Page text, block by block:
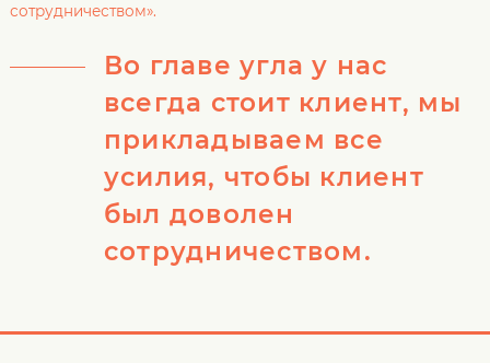
сотрудничеством».
Во главе угла у нас
всегда стоит клиент, мы
прикладываем все
усилия, чтобы клиент
был доволен
сотрудничеством.